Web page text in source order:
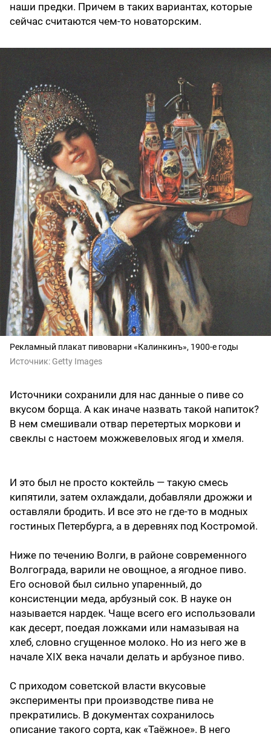
наши предки. Причем в таких вариантах, которые
сейчас считаются чем-то новаторским.
Рекламный плакат пивоварни «Калинкинъ», 1900-е годы
Источник: Getty Images
Источники сохранили для нас данные о пиве со
вкусом борща. А как иначе назвать такой напиток?
В нем смешивали отвар перетертых моркови и
свеклы с настоем можжевеловых ягод и хмеля.
И это был не просто коктейль — такую смесь
кипятили, затем охлаждали, добавляли дрожжи и
оставляли бродить. И все это не где-то в модных
гостиных Петербурга, а в деревнях под Костромой.
Ниже по течению Волги, в районе современного
Волгограда, варили не овощное, а ягодное пиво.
Его основой был сильно упаренный, до
консистенции меда, арбузный сок. В науке он
называется нардек. Чаще всего его использовали
как десерт, поедая ложками или намазывая на
хлеб, словно сгущенное молоко. Но из него же в
начале XIX века начали делать и арбузное пиво.
С приходом советской власти вкусовые
эксперименты при производстве пива не
прекратились. В документах сохранилось
описание такого сорта, как «Таёжное». В него